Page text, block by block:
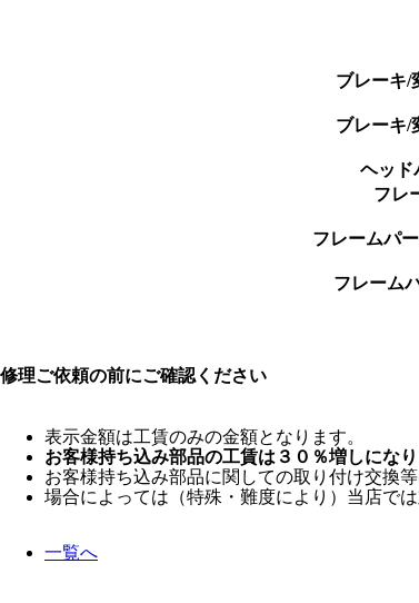
ブレーキ/
ブレーキ/
ヘッド
フレ
フレームパ
フレーム
修理ご依頼の前にご確認ください
表示金額は工賃のみの金額となります。
お客様持ち込み部品の工賃は３０％増しになり
お客様持ち込み部品に関しての取り付け交換
場合によっては（特殊・難度により）当店で
一覧へ